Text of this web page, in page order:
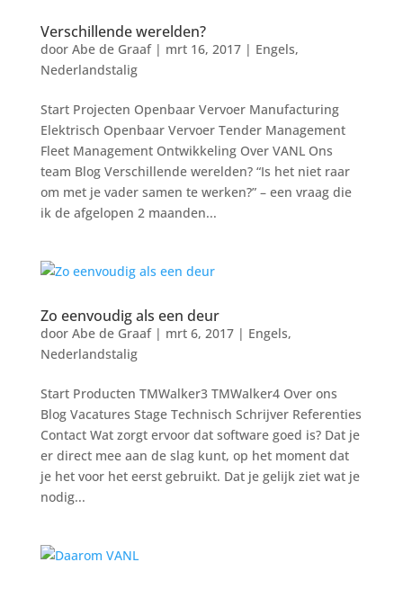
Verschillende werelden?
door Abe de Graaf| mrt 16, 2017| Engels,
Nederlandstalig
Start Projecten Openbaar Vervoer Manufacturing
Elektrisch Openbaar Vervoer Tender Management
Fleet Management Ontwikkeling Over VANL Ons
team Blog Verschillende werelden? “Is het niet raar
om met je vader samen te werken?” – een vraag die
ik de afgelopen 2 maanden...
Zo eenvoudig als een deur
door Abe de Graaf| mrt 6, 2017| Engels,
Nederlandstalig
Start Producten TMWalker3 TMWalker4 Over ons
Blog Vacatures Stage Technisch Schrijver Referenties
Contact Wat zorgt ervoor dat software goed is? Dat je
er direct mee aan de slag kunt, op het moment dat
je het voor het eerst gebruikt. Dat je gelijk ziet wat je
nodig...